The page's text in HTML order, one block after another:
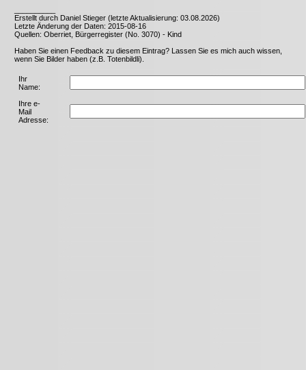
Erstellt durch Daniel Stieger (letzte Aktualisierung: 03.08.2026)
Letzte Änderung der Daten: 2015-08-16
Quellen: Oberriet, Bürgerregister (No. 3070) - Kind
Haben Sie einen Feedback zu diesem Eintrag? Lassen Sie es mich auch wissen,
wenn Sie Bilder haben (z.B. Totenbildli).
Ihr
Name:
Ihre e-
Mail
Adresse: